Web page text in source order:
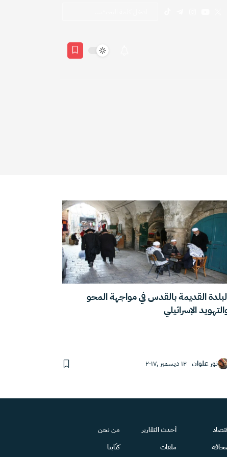
القديمة بالقدس في مواجهة المحو
الإسرائيلي
نور علوان ١٢ ديسمبر ,٢٠١٧
أحدث التقارير
ملفات
من نحن
كتّابنا